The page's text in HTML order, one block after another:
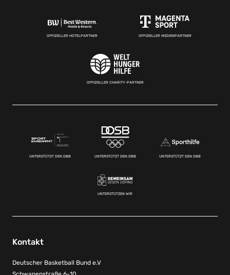
OFFIZIELLER HOTELPARTNER OFFIZIELLER MEDIENPARTNER
OFFIZIELLER CHARITY-PARTNER
UNTERSTÜTZT DEN DBB UNTERSTÜTZT DEN DBB UNTERSTÜTZT DEN DBB
UNTERSTÜTZEN WIR
Kontakt
Deutscher Basketball Bund e.V